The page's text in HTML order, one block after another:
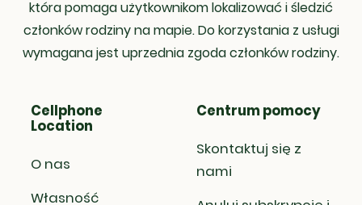
która pomaga użytkownikom lokalizować i śledzić
członków rodziny na mapie. Do korzystania z usługi
wymagana jest uprzednia zgoda członków rodziny.
Cellphone
Location
O nas
Własność
Centrum pomocy
Skontaktuj się z
nami